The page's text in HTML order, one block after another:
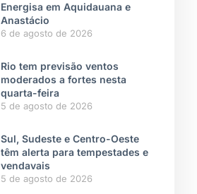
Energisa em Aquidauana e
Anastácio
6 de agosto de 2026
Rio tem previsão ventos
moderados a fortes nesta
quarta-feira
5 de agosto de 2026
Sul, Sudeste e Centro-Oeste
têm alerta para tempestades e
vendavais
5 de agosto de 2026